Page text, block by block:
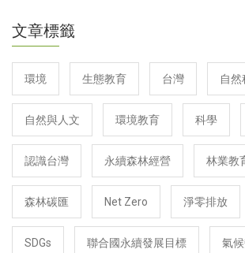
文章標籤
環境 生態教育 台灣 自然
自然與人文 環境教育 科學
認識台灣 永續森林經營 林業教
森林碳匯 Net Zero 淨零排放
SDGs 聯合國永續發展目標 氣